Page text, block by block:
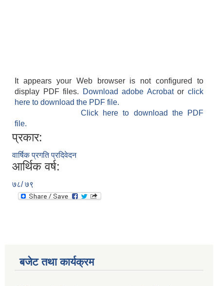
It appears your Web browser is not configured to
display PDF files.
Download adobe Acrobatorclick
here to download the PDF file.
Click here to download the PDF
file.
प्रकार:
वार्षिक प्रगति प्रदिवेदन
आर्थिक वर्ष:
७८/ ७९
बजेट तथा कार्यक्रम